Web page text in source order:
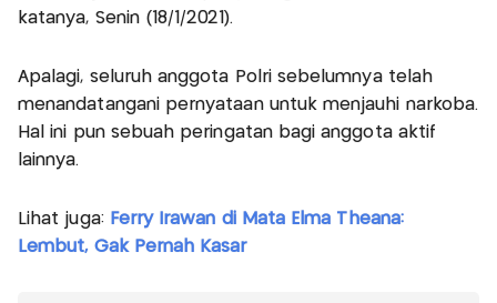
katanya, Senin (18/1/2021).
Apalagi, seluruh anggota Polri sebelumnya telah
menandatangani pernyataan untuk menjauhi narkoba.
Hal ini pun sebuah peringatan bagi anggota aktif
lainnya.
Lihat juga: Ferry Irawan di Mata Elma Theana:
Lembut, Gak Pernah Kasar